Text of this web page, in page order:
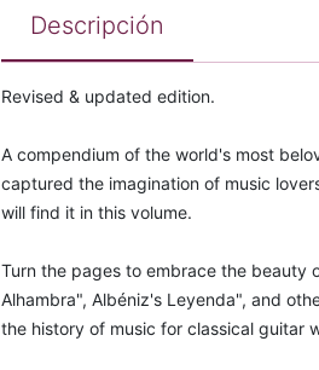
Descripción
Revised & updated edition.
A compendium of the world's most
captured the imagination of music
will find it in this volume.
Turn the pages to embrace the beauty
Alhambra", Albéniz's Leyenda", and
the history of music for classical guitar